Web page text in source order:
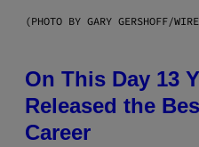
(PHOTO BY GARY GERSHOFF/
On This Day 13
Released the
Career